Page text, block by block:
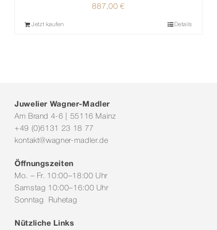
887,00 €
Jetzt kaufen Details
Juwelier Wagner-Madler
Am Brand 4-6 | 55116 Mainz
+49 (0)6131 23 18 77
kontakt@wagner-madler.de
Öffnungszeiten
Mo. – Fr. 10:00–18:00 Uhr
Samstag 10:00–16:00 Uhr
Sonntag Ruhetag
Nützliche Links